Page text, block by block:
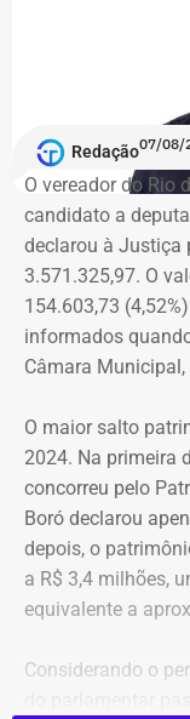
Redação07/08/
O vereador do Rio
candidato a
declarou à Justiça
3.571.325,97. O
154.603,73
informados
Câmara Municipal,
O maior salto
2024. Na primeira
concorreu pelo
Boró declarou
depois, o
a R$ 3,4 milhões,
equivalente a
Considerando o